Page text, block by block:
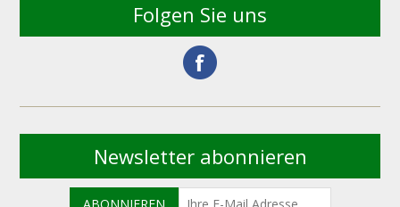
Folgen Sie uns
Newsletter abonnieren